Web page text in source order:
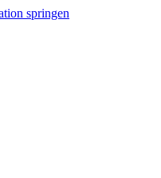
springen